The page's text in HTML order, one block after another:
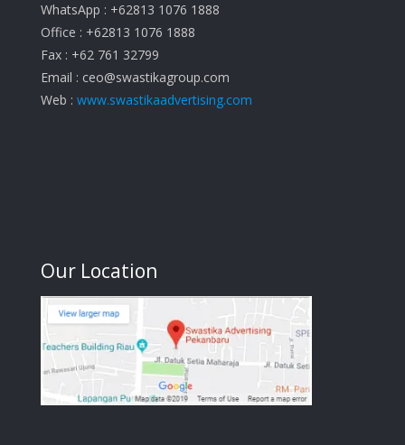
WhatsApp : +62813 1076 1888
Office : +62813 1076 1888
Fax : +62 761 32799
Email : ceo@swastikagroup.com
Web : www.swastikaadvertising.com
Our Location